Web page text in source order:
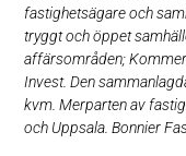
fastighetsägare och
tryggt och öppet
affärsområden;
Invest. Den
kvm. Merparten av
och Uppsala. Bonnier